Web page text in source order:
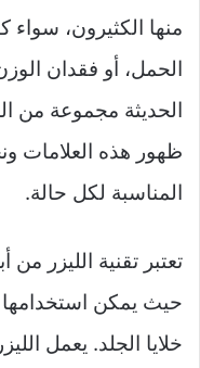
منها الكثيرون، سواء
الحمل، أو فقدان
الحديثة مجموعة من
ظهور هذه العلامات
المناسبة لكل حالة.
تعتبر تقنية الليزر من
حيث يمكن استخدامها
خلايا الجلد. يعمل